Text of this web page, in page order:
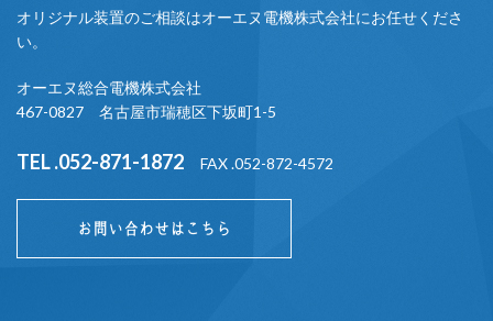
オリジナル装置のご相談はオーエヌ電機株式会社にお任せくださ
い。
オーエヌ総合電機株式会社
467-0827 名古屋市瑞穂区下坂町1-5
TEL .052-871-1872 FAX .052-872-4572
お問い合わせはこちら